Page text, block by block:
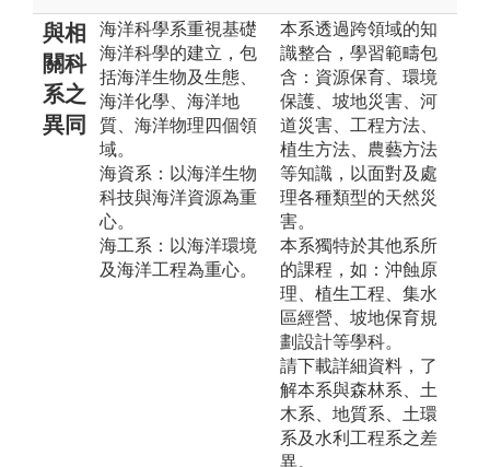
與相
關科
系之
異同
海洋科學系重視基礎
海洋科學的建立，包
括海洋生物及生態、
海洋化學、海洋地
質、海洋物理四個領
域。
海資系：以海洋生物
科技與海洋資源為重
心。
海工系：以海洋環境
及海洋工程為重心。
本系透過跨領域的知
識整合，學習範疇包
含：資源保育、環境
保護、坡地災害、河
道災害、工程方法、
植生方法、農藝方法
等知識，以面對及處
理各種類型的天然災
害。
本系獨特於其他系所
的課程，如：沖蝕原
理、植生工程、集水
區經營、坡地保育規
劃設計等學科。
請下載詳細資料，了
解本系與森林系、土
木系、地質系、土環
系及水利工程系之差
異。